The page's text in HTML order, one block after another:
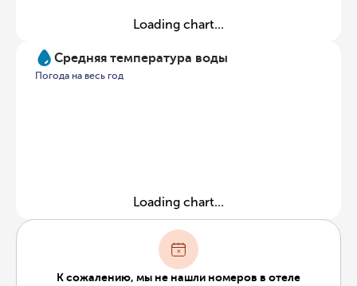
Loading chart...
Средняя температура воды
Погода на весь год
Loading chart...
К сожалению, мы не нашли номеров в отеле